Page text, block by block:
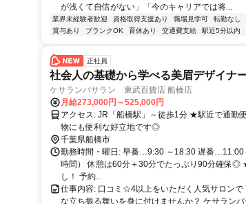
が浅くて自信がない」「今のキャリアでは将...
業界未経験者歓迎 資格取得支援あり 職場見学可 転勤なし
賞与あり
ブランクOK 育休あり 交通費支給 駅近5分以内
正社員
社会人の基礎から学べる美眉デザイナ
ケサランパサラン 東武百貨店 船橋店
月給273,000円～525,000円
アクセス: JR「船橋駅」～徒歩1分 ★駅近で通勤便利！ 休憩中・仕事帰りのお買い
物にも便利な好立地です◎
千葉県船橋市
勤務時間・曜日: 早番…9:30 ～18:30 遅番
時間） 休憩は60分＋30分でたっぷり90分確保◎
し！ 予約...
仕事内容: 口コミ☆4以上をいただく人気サロンで
な立ち振る舞いを身に付けませんか？ ケサラン